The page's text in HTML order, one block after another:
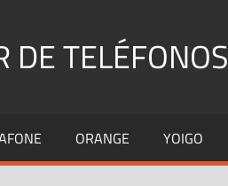
DE TELÉFONOS
ORANGE YOIGO